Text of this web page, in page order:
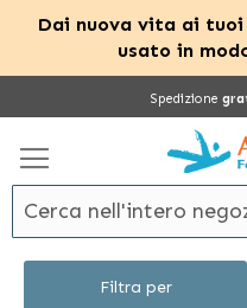
Dai nuova vita ai
usato in
Spedizione
Filtra per